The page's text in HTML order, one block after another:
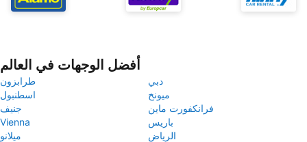
أفضل الوجهات في العالم
طرابزون
دبي
اسطنبول
ميونخ
جنيف
فرانكفورت ماين
Vienna
باريس
ميلانو
الرياض